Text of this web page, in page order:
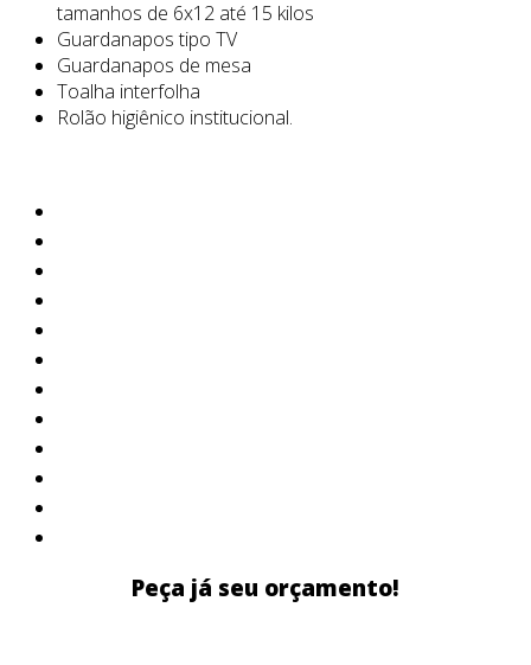
tamanhos de 6x12 até 15 kilos
Guardanapos tipo TV
Guardanapos de mesa
Toalha interfolha
Rolão higiênico institucional.
Peça já seu orçamento!